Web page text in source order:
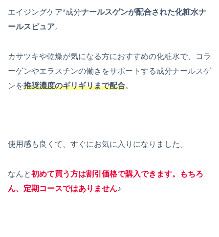
エイジングケア*成分ナールスゲンが配合された化粧水ナ
ールスピュア。
カサツキや乾燥が気になる方におすすめの化粧水で、コラ
ーゲンやエラスチンの働きをサポートする成分ナールスゲ
ンを推奨濃度のギリギリまで配合。
使用感も良くて、すぐにお気に入りになりました。
なんと初めて買う方は割引価格で購入できます。もちろ
ん、定期コースではありません♪